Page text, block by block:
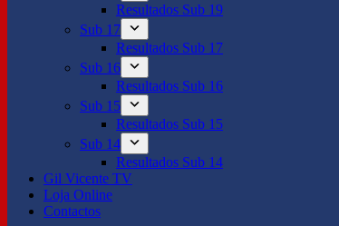
Resultados Sub 19
Sub 17
Resultados Sub 17
Sub 16
Resultados Sub 16
Sub 15
Resultados Sub 15
Sub 14
Resultados Sub 14
Gil Vicente TV
Loja Online
Contactos